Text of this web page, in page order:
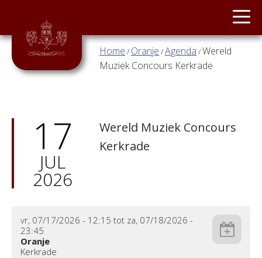
Overslaan en naar de inhoud gaan
Main menu
ORANJE
ORANJE
TWIRLGROEP
SLAG
NIEUWS
CONTACT
U bent hier
Home / Oranje /Agenda /Wereld
Muziek Concours Kerkrade
17
JUL
2026
Wereld Muziek Concours
Kerkrade
vr, 07/17/2026 - 12:15 tot za, 07/18/2026 -
23:45
Oranje
Kerkrade